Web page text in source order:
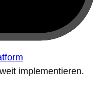
implementieren.